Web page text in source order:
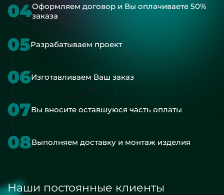
04Оформляем договор и Вы оплачиваете 50%
заказа
05Разрабатываем проект
06Изготавливаем Ваш заказ
07Вы вносите оставшуюся часть оплаты
08Выполняем доставку и монтаж изделия
Наши постоянные клиенты